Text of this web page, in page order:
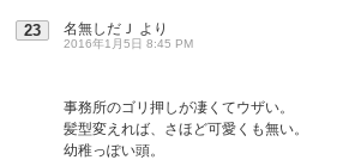
23 名無しだＪ より
2016年1月5日 8:45 PM
事務所のゴリ押しが凄くてウザい。
髪型変えれば、さほど可愛くも無い。
幼稚っぽい頭。